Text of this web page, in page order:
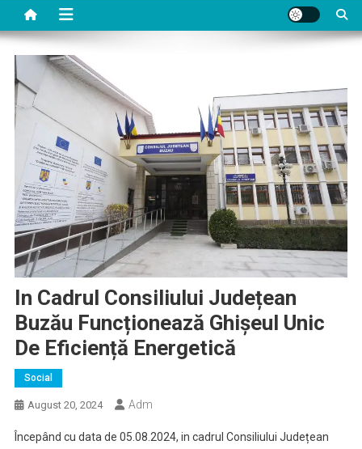
In Cadrul Consiliului Județean
Buzău Funcționează Ghișeul Unic
De Eficiență Energetică
Social
August 20, 2024 Adm
Începând cu data de 05.08.2024, in cadrul Consiliului Județean